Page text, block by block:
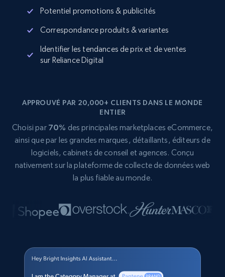
Potentiel promotions & publicités
Correspondance produits & variantes
Identifier les tendances de prix et de ventes
sur Reliance Digital
APPROUVÉ PAR 20,000+ CLIENTS DANS LE MONDE
ENTIER
Choisi par 70% des principales marketplaces eCommerce,
ainsi que par les grandes marques, détaillants, éditeurs de
logiciels, cabinets de conseil et agences. Conçu
nativement sur la plateforme de collecte de données web
la plus fiable au monde.